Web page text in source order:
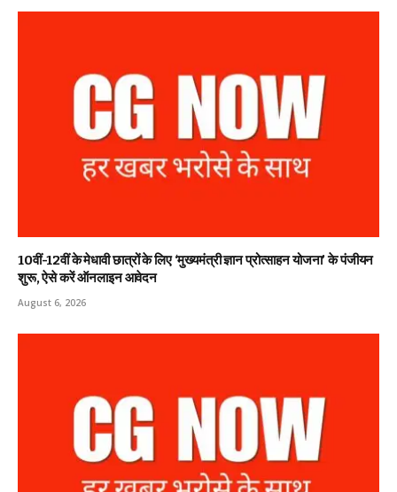
10वीं-12वीं के मेधावी छात्रों के लिए ‘मुख्यमंत्री ज्ञान प्रोत्साहन योजना’ के पंजीयन
शुरू, ऐसे करें ऑनलाइन आवेदन
August 6, 2026